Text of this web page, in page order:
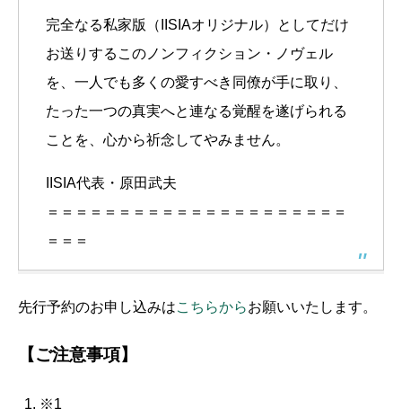
完全なる私家版（IISIAオリジナル）としてだけ
お送りするこのノンフィクション・ノヴェル
を、一人でも多くの愛すべき同僚が手に取り、
たった一つの真実へと連なる覚醒を遂げられる
ことを、心から祈念してやみません。
IISIA代表・原田武夫
＝＝＝＝＝＝＝＝＝＝＝＝＝＝＝＝＝＝＝＝＝
＝＝＝
先行予約のお申し込みはこちらからお願いいたします。
【ご注意事項】
※1